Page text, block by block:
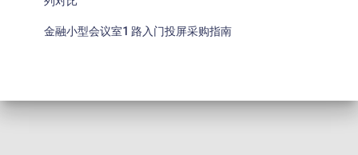
金融小型会议室1 路入门投屏采购指南